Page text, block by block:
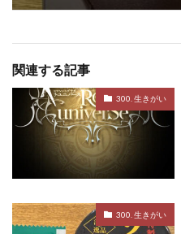
関連する記事
300. 生きがい
300. 生きがい